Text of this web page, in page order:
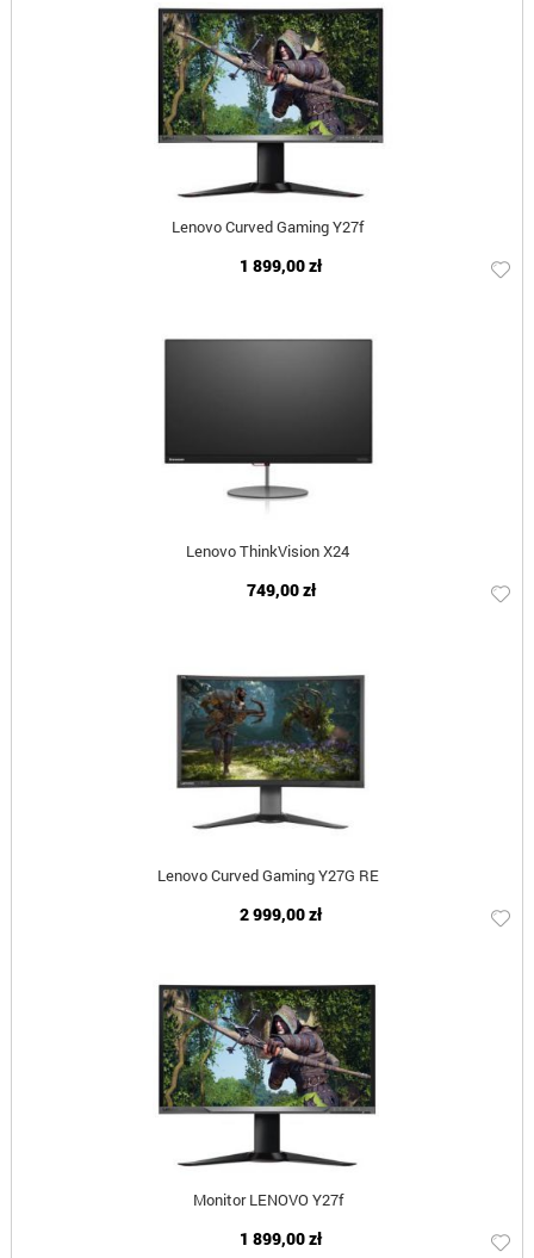
Lenovo Curved Gaming Y27f
1 899,00 zł
Lenovo ThinkVision X24
749,00 zł
Lenovo Curved Gaming Y27G RE
2 999,00 zł
Monitor LENOVO Y27f
1 899,00 zł